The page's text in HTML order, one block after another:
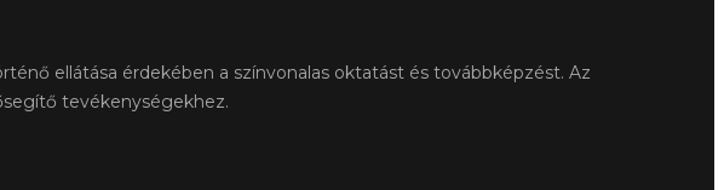
ellátása érdekében a színvonalas oktatást és továbbképzést. Az
tevékenységekhez.